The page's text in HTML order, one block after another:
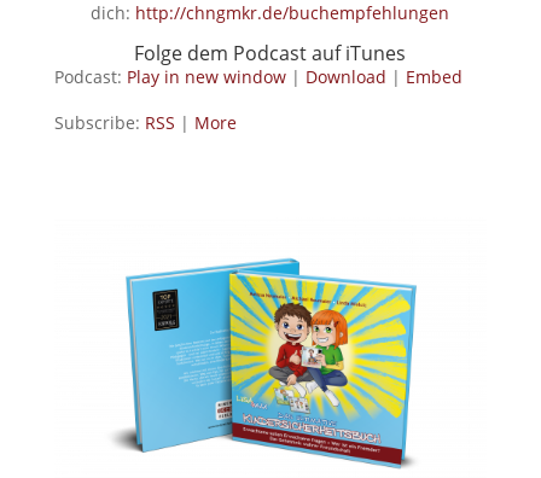
dich: http://chngmkr.de/buchempfehlungen
Folge dem Podcast auf iTunes
Podcast: Play in new window| Download | Embed
Subscribe: RSS | More